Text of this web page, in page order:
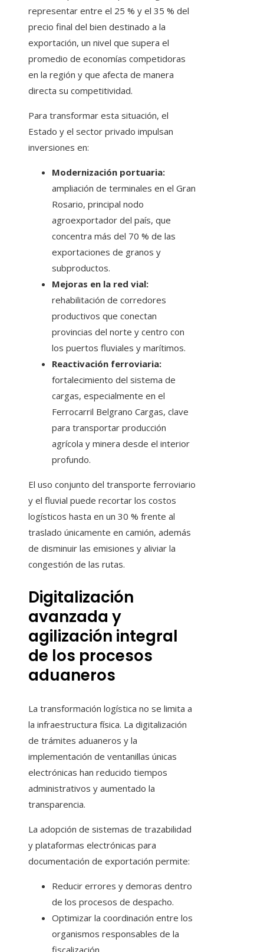
representar entre el 25 % y el 35 % del
precio final del bien destinado a la
exportación, un nivel que supera el
promedio de economías competidoras
en la región y que afecta de manera
directa su competitividad.
Para transformar esta situación, el
Estado y el sector privado impulsan
inversiones en:
Modernización portuaria:
ampliación de terminales en el Gran
Rosario, principal nodo
agroexportador del país, que
concentra más del 70 % de las
exportaciones de granos y
subproductos.
Mejoras en la red vial:
rehabilitación de corredores
productivos que conectan
provincias del norte y centro con
los puertos fluviales y marítimos.
Reactivación ferroviaria:
fortalecimiento del sistema de
cargas, especialmente en el
Ferrocarril Belgrano Cargas, clave
para transportar producción
agrícola y minera desde el interior
profundo.
El uso conjunto del transporte ferroviario
y el fluvial puede recortar los costos
logísticos hasta en un 30 % frente al
traslado únicamente en camión, además
de disminuir las emisiones y aliviar la
congestión de las rutas.
Digitalización
avanzada y
agilización integral
de los procesos
aduaneros
La transformación logística no se limita a
la infraestructura física. La digitalización
de trámites aduaneros y la
implementación de ventanillas únicas
electrónicas han reducido tiempos
administrativos y aumentado la
transparencia.
La adopción de sistemas de trazabilidad
y plataformas electrónicas para
documentación de exportación permite:
Reducir errores y demoras dentro
de los procesos de despacho.
Optimizar la coordinación entre los
organismos responsables de la